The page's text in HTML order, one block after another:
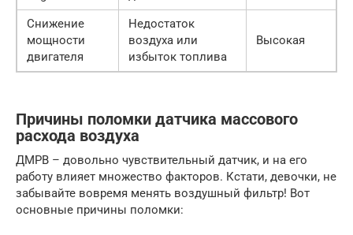
Снижение
мощности
двигателя
Недостаток
воздуха или
избыток топлива
Высокая
Причины поломки датчика массового
расхода воздуха
ДМРВ – довольно чувствительный датчик, и на его
работу влияет множество факторов. Кстати, девочки, не
забывайте вовремя менять воздушный фильтр! Вот
основные причины поломки: